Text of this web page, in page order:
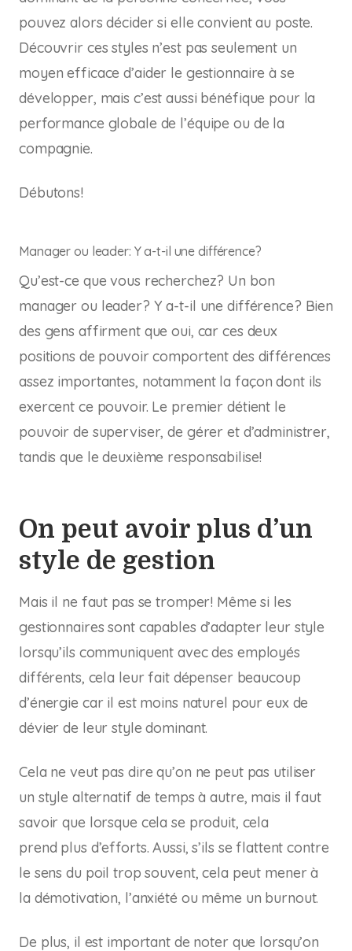
pouvez alors décider si elle convient au poste.
Découvrir ces styles n’est pas seulement un
moyen efficace d’aider le gestionnaire à se
développer, mais c’est aussi bénéfique pour la
performance globale de l’équipe ou de la
compagnie.
Débutons!
Manager ou leader: Y a-t-il une différence?
Qu’est-ce que vous recherchez? Un bon
manager ou leader? Y a-t-il une différence? Bien
des gens affirment que oui, car ces deux
positions de pouvoir comportent des différences
assez importantes, notamment la façon dont ils
exercent ce pouvoir. Le premier détient le
pouvoir de superviser, de gérer et d’administrer,
tandis que le deuxième responsabilise!
On peut avoir plus d’un
style de gestion
Mais il ne faut pas se tromper! Même si les
gestionnaires sont capables d’adapter leur style
lorsqu’ils communiquent avec des employés
différents, cela leur fait dépenser beaucoup
d’énergie car il est moins naturel pour eux de
dévier de leur style dominant.
Cela ne veut pas dire qu’on ne peut pas utiliser
un style alternatif de temps à autre, mais il faut
savoir que lorsque cela se produit, cela
prend plus d’efforts. Aussi, s’ils se flattent contre
le sens du poil trop souvent, cela peut mener à
la démotivation, l’anxiété ou même un burnout.
De plus, il est important de noter que lorsqu’on